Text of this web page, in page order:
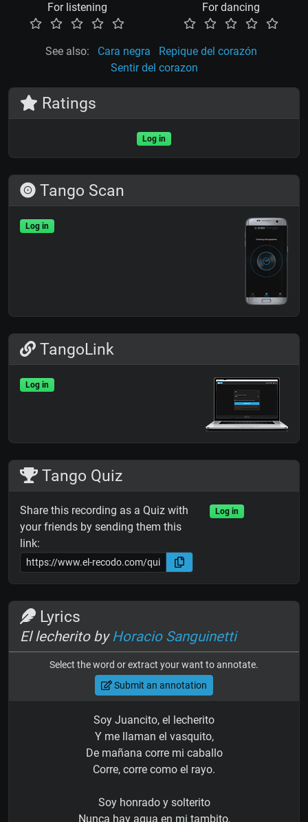
For listening For dancing
See also: Cara negra
Repique del corazón
Sentir del corazon
Ratings
Log in
Tango Scan
Log in
TangoLink
Log in
Tango Quiz
Share this recording as a Quiz with
your friends by sending them this
link:
Log in
Lyrics
El lecherito byHoracio Sanguinetti
Select the word or extract your want to annotate.
Submit an annotation
Soy Juancito, el lecherito
Y me llaman el vasquito,
De mañana corre mi caballo
Corre, corre como el rayo.
Soy honrado y solterito
Nunca hay agua en mi tambito,